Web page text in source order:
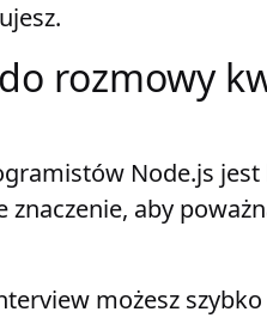
rozmowy
Node.js
aby
możesz